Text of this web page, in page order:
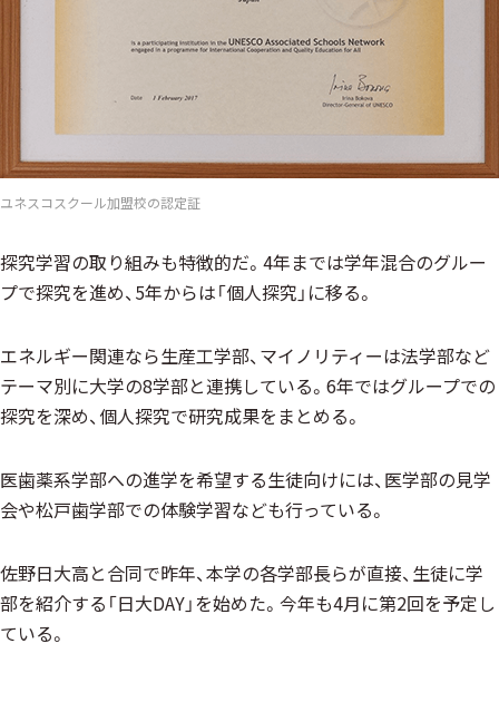
ユネスコスクール加盟校の認定証
探究学習の取り組みも特徴的だ。4年までは学年混合のグルー
プで探究を進め、5年からは「個人探究」に移る。
エネルギー関連なら生産工学部、マイノリティーは法学部など
テーマ別に大学の8学部と連携している。6年ではグループでの
探究を深め、個人探究で研究成果をまとめる。
医歯薬系学部への進学を希望する生徒向けには、医学部の見学
会や松戸歯学部での体験学習なども行っている。
佐野日大高と合同で昨年、本学の各学部長らが直接、生徒に学
部を紹介する「日大DAY」を始めた。今年も4月に第2回を予定し
ている。